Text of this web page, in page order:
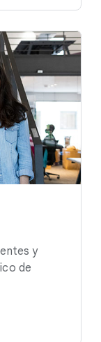
y
de